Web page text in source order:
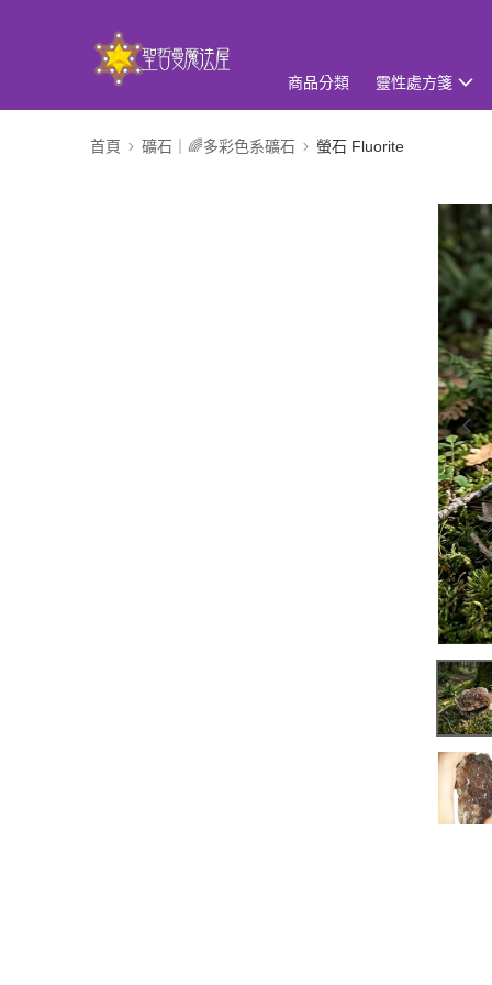
商品分類 靈性處方箋
首頁 礦石｜🌈多彩色系礦石 螢石 Fluorite